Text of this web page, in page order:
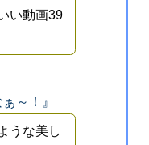
い動画39
～！』
うな美し